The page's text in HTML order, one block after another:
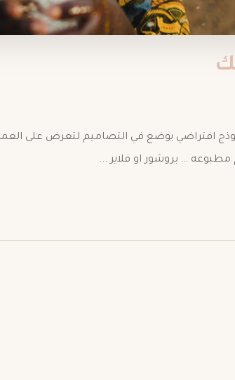
افتراضي يوضع في التصاميم لتعرض على
… بروشور او فلاير ...